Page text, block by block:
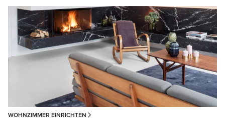
WOHNZIMMER EINRICHTEN